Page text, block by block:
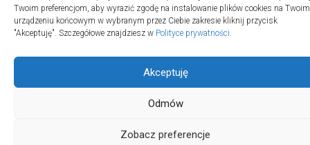
Twoim preferencjom, aby wyrazić zgodę na instalowanie plików cookies na Twoim
urządzeniu końcowym w wybranym przez Ciebie zakresie kliknij przycisk
"Akceptuję". Szczegółowe znajdziesz w Polityce prywatności.
Akceptuję
Odmów
Zobacz preferencje